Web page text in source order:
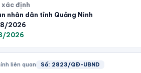
xác định
nhân dân tỉnh Quảng Ninh
2026
2026
liên quan Số: 2823/QĐ-UBND